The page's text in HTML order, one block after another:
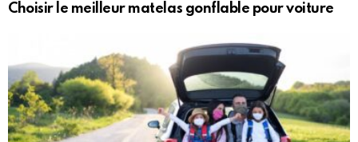
Choisir le meilleur matelas gonflable pour voiture